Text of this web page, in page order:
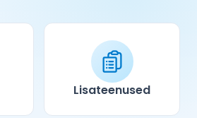
Lisateenused